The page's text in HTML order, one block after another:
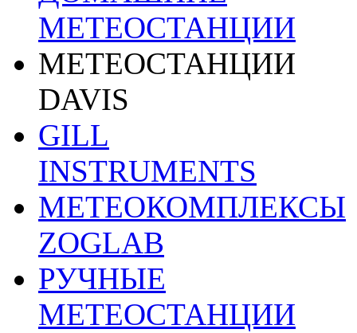
МЕТЕОСТАНЦИИ
МЕТЕОСТАНЦИИ
DAVIS
GILL
INSTRUMENTS
МЕТЕОКОМПЛЕКСЫ
ZOGLAB
РУЧНЫЕ
МЕТЕОСТАНЦИИ